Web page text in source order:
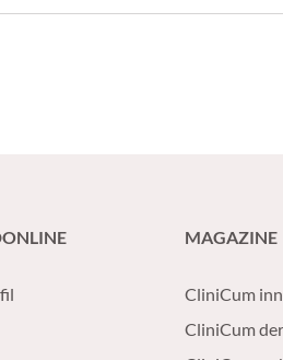
MAGAZINE
CliniCum
CliniCum